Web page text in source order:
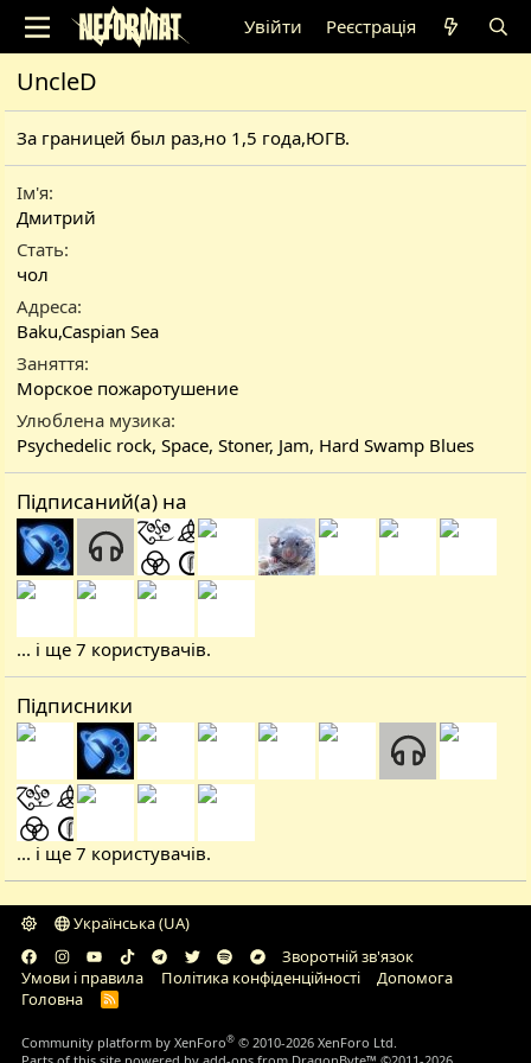
Увійти Реєстрація
UncleD
За границей был раз,но 1,5 года,ЮГВ.
Ім'я
Дмитрий
Стать
чол
Адреса
Baku,Caspian Sea
Заняття
Морское пожаротушение
Улюблена музика
Psychedelic rock, Space, Stoner, Jam, Hard Swamp Blues
Підписаний(а) на
... і ще 7 користувачів.
Підписники
... і ще 7 користувачів.
Українська (UA)
Зворотній зв'язок
Умови і правила
Політика конфіденційності
Дoпoмoга
Головна
R
Community platform by XenForo® © 2010-2026 XenForo Ltd.